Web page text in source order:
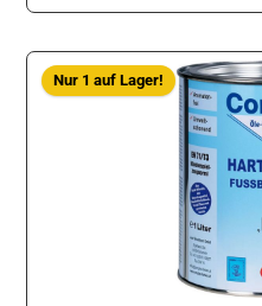
Nur 1 auf Lager!